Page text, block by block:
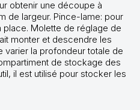
obtenir une découpe à
de largeur. Pince-lame: pour
place. Molette de réglage de
monter et descendre les
varier la profondeur totale de
de stockage des
il est utilisé pour stocker les